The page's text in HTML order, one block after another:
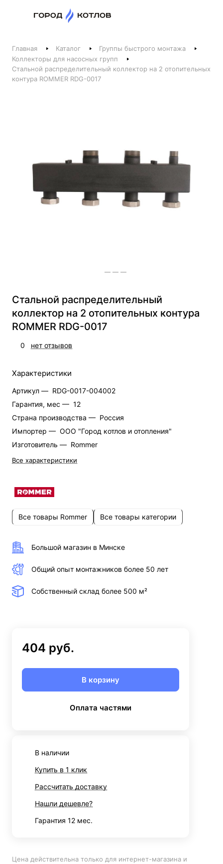
Телефоны
+375 44 511-06-41
Заказать звонок
Главная Каталог
Группы быстрого монтажа
Коллекторы для насосных групп
Стальной распределительный коллектор на 2 отопительных
контура ROMMER RDG-0017
Стальной распределительный
коллектор на 2 отопительных контура
ROMMER RDG-0017
0 нет отзывов
Характеристики
Артикул — RDG-0017-004002
Гарантия, мес — 12
Страна производства — Россия
Импортер — ООО "Город котлов и отопления"
Изготовитель — Rommer
Все характеристики
Все товары Rommer Все товары категории
Большой магазин в Минске
Общий опыт монтажников более 50 лет
Собственный склад более 500 м²
404 руб.
В корзину
Оплата частями
В наличии
Купить в 1 клик
Рассчитать доставку
Нашли дешевле?
Гарантия 12 мес.
Цена действительна только для интернет-магазина и